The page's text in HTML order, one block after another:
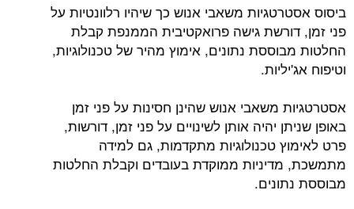
ביסוס אסטרטגיות משאבי אנוש כך שיהיו רלוונטיות על
פני זמן, דורשת גישה פרואקטיבית הממנפת קבלת
החלטות מבוססת נתונים, אימוץ מהיר של טכנולוגיות,
וטיפוח אג'יליות.
אסטרטגיות משאבי אנוש שהינן חסינות על פני זמן
באופן שניתן יהיה אותן לשינויים על פני זמן, דורשות,
פרט לאימוץ טכנולוגיות מתקדמות, גם למידה
מתמשכת, מדיניות ממוקדת בעובדים וקבלת החלטות
מבוססת נתונים.